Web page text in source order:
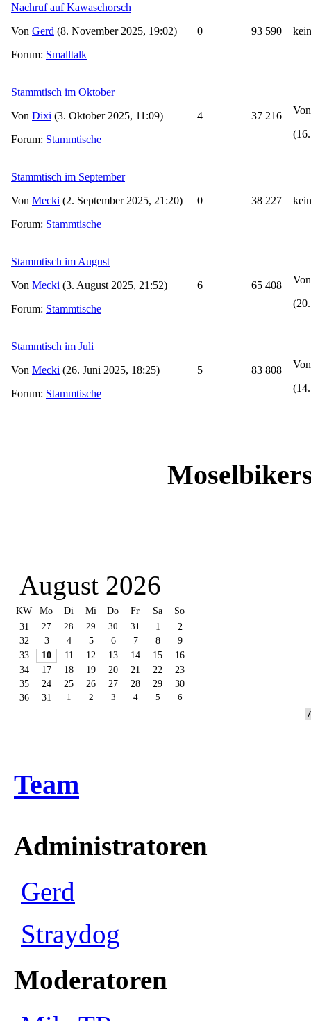
Nachruf auf Kawaschorsch
Von Gerd (8. November 2025, 19:02)
Forum: Smalltalk
0 93 590
Stammtisch im Oktober
Von Dixi (3. Oktober 2025, 11:09)
Forum: Stammtische
4 37 216
Stammtisch im September
Von Mecki (2. September 2025, 21:20)
Forum: Stammtische
0 38 227
Stammtisch im August
Von Mecki (3. August 2025, 21:52)
Forum: Stammtische
6 65 408
Stammtisch im Juli
Von Mecki (26. Juni 2025, 18:25)
Forum: Stammtische
5 83 808
August 2026
KW Mo Di Mi Do Fr Sa So
31 27 28 29 30 31 1
2
32
3 4 5 6 7 8
9
33
10 11 12 13 14 15
16
34
17 18 19 20 21 22
23
35
24 25 26 27 28 29
30
36
31 1 2 3 4 5 6
Team
Administratoren
Gerd
Straydog
Moderatoren